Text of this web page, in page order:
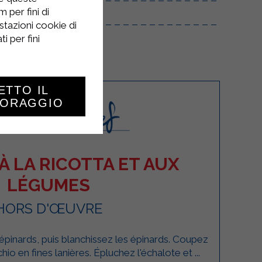
LA RICOTTA ET AUX
LÉGUMES
D'ŒUVRE
puis blanchissez les épinards. Coupez
en fines lanières. Épluchez l'échalote et ...
per fini di
cookie di
per fini
IL